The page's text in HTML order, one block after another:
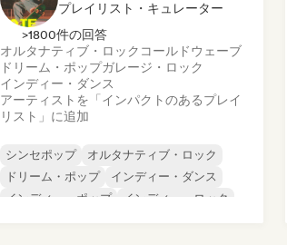
プレイリスト・キュレーター
>1800件の回答
オルタナティブ・ロック コールドウェーブ
ドリーム・ポップガレージ・ロック
インディー・ダンス
アーティストを「インパクトのあるプレイ
リスト」に追加
シンセポップ
オルタナティブ・ロック
ドリーム・ポップ
インディー・ダンス
インディー・ポップ
インディー・ロック